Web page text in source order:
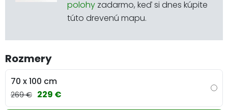
polohy zadarmo, keď si dnes kúpite
túto drevenú mapu.
Rozmery
70 x 100 cm
269 € 229 €